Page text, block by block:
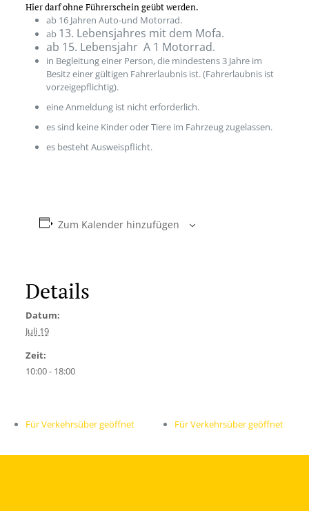
Hier darf ohne Führerschein geübt werden.
ab 16 Jahren Auto-und Motorrad.
ab 13. Lebensjahres mit dem Mofa.
ab 15. Lebensjahr A 1 Motorrad.
in Begleitung einer Person, die mindestens 3 Jahre im
Besitz einer gültigen Fahrerlaubnis ist. (Fahrerlaubnis ist
vorzeigepflichtig).
eine Anmeldung ist nicht erforderlich.
es sind keine Kinder oder Tiere im Fahrzeug zugelassen.
es besteht Ausweispflicht.
Zum Kalender hinzufügen
Details
Datum:
Juli 19
Zeit:
10:00 - 18:00
Für Verkehrsüber geöffnet Für Verkehrsüber geöffnet